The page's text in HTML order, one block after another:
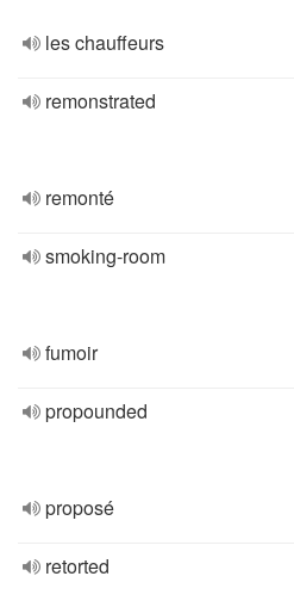
les chauffeurs
remonstrated
remonté
smoking-room
fumoir
propounded
proposé
retorted